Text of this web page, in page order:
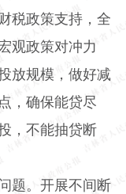
税政策支持，全
观政策对冲力
放规模，做好减
，确保能贷尽
，不能抽贷断
题。开展不间断